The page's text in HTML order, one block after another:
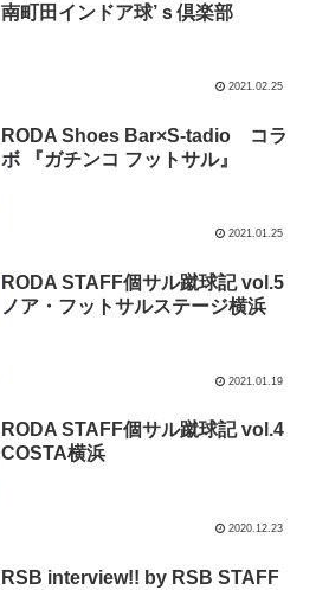
南町田インドア球’ｓ倶楽部
2021.02.25
RODA Shoes Bar×S-tadio コラ
ボ 『ガチンコ フットサル』
2021.01.25
RODA STAFF個サル蹴球記 vol.5
ノア・フットサルステージ横浜
2021.01.19
RODA STAFF個サル蹴球記 vol.4
COSTA横浜
2020.12.23
RSB interview!! by RSB STAFF